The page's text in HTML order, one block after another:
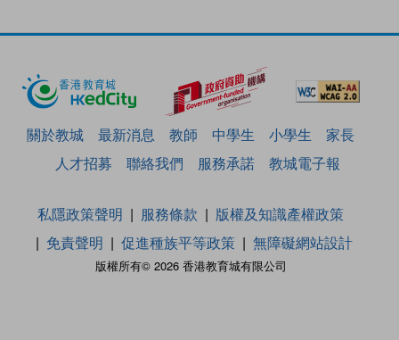
關於教城 最新消息 教師 中學生 小學生
家長
人才招募
聯絡我們 服務承諾 教城電子報
版權所有© 2026 香港教育城有限公司
私隱政策聲明 服務條款
版權及知識產權政策
免責聲明
促進種族平等政策 無障礙網站設計